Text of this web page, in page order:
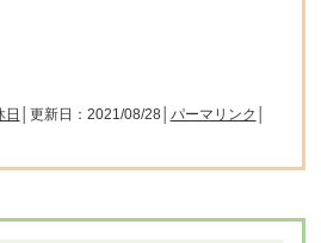
日 │更新日：2021/08/28│ パーマリンク